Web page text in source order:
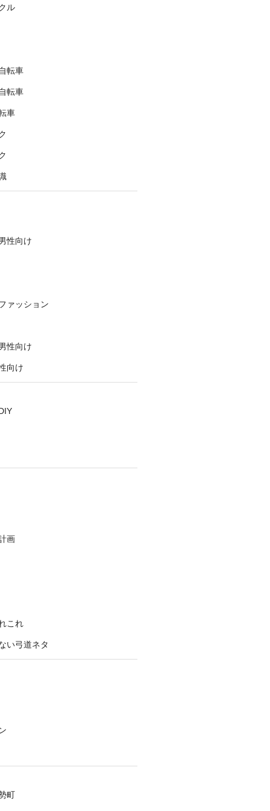
ル
転車
転車
車
性向け
ァッション
性向け
向け
画
これ
い弓道ネタ
町